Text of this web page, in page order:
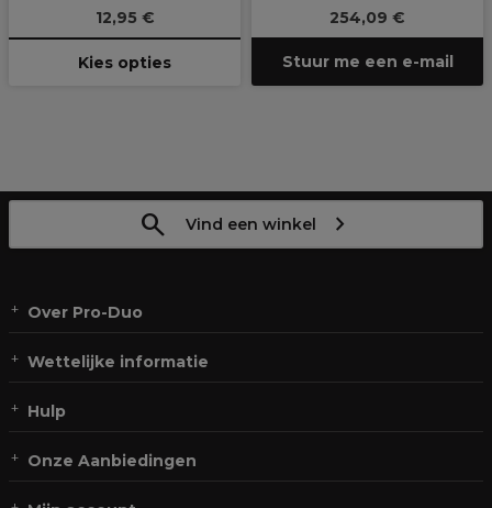
12,95 €
Kies opties
254,09 €
Stuur me een e-mail
Vind een winkel
Over Pro-Duo
Wettelijke informatie
Hulp
Onze Aanbiedingen